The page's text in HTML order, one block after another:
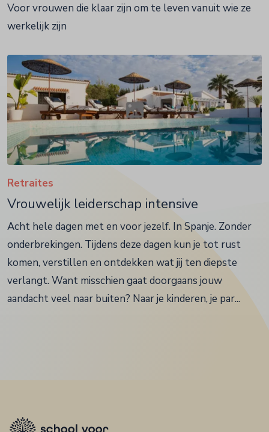
Voor vrouwen die klaar zijn om te leven vanuit wie ze
werkelijk zijn
Retraites
Vrouwelijk leiderschap intensive
Acht hele dagen met en voor jezelf. In Spanje. Zonder
onderbrekingen. Tijdens deze dagen kun je tot rust
komen, verstillen en ontdekken wat jij ten diepste
verlangt. Want misschien gaat doorgaans jouw
aandacht veel naar buiten? Naar je kinderen, je par...